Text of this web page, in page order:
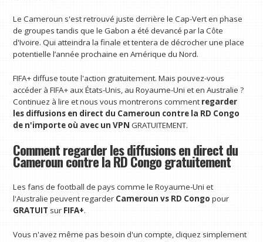
Le Cameroun s'est retrouvé juste derrière le Cap-Vert en phase
de groupes tandis que le Gabon a été devancé par la Côte
d'Ivoire. Qui atteindra la finale et tentera de décrocher une place
potentielle l’année prochaine en Amérique du Nord.
FIFA+ diffuse toute l'action gratuitement. Mais pouvez-vous
accéder à FIFA+ aux États-Unis, au Royaume-Uni et en Australie ?
Continuez à lire et nous vous montrerons comment regarder
les diffusions en direct du Cameroun contre la RD Congo
de n'importe où avec un VPNGRATUITEMENT.
Comment regarder les diffusions en direct du
Cameroun contre la RD Congo gratuitement
Les fans de football de pays comme le Royaume-Uni et
l'Australie peuvent regarder Cameroun vs RD Congo pour
GRATUIT sur FIFA+.
Vous n'avez même pas besoin d'un compte, cliquez simplement